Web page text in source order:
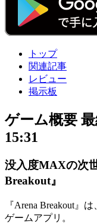
トップ
関連記事
レビュー
掲示板
ゲーム概要
15:31
没入度MAXの次
Breakout』
『Arena Breakout』
ゲームアプリ 。